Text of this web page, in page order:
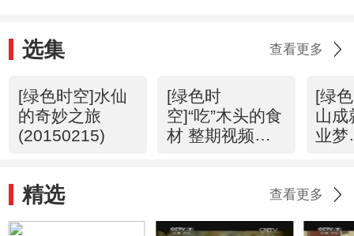
选集 查看更多
[绿色时空]水仙
的奇妙之旅
(20150215)
[绿色时
空]“吃”木头的食
材 整期视频
[绿
山成
业梦
精选 查看更多